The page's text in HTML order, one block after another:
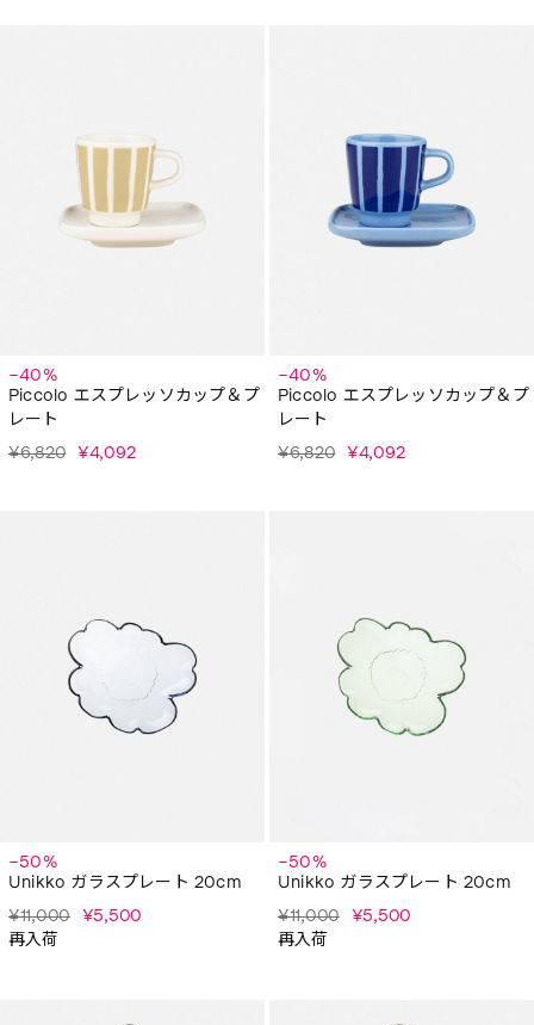
−40%
Piccolo エスプレッソカップ＆プ
レート
¥6,820 ¥4,092
−40%
Piccolo エスプレッソカップ＆プ
レート
¥6,820 ¥4,092
−50%
Unikko ガラスプレート 20cm
¥11,000 ¥5,500
再入荷
−50%
Unikko ガラスプレート 20cm
¥11,000 ¥5,500
再入荷